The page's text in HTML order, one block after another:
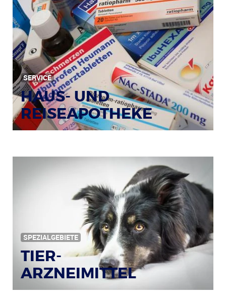
SERVICE
HAUS- UND
REISEAPOTHEKE
SPEZIALGEBIETE
TIER-
ARZNEIMITTEL